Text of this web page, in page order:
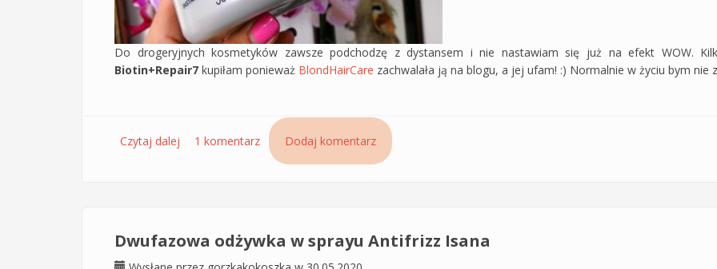
Do drogeryjnych kosmetyków zawsze podchodzę z dystansem i nie nastawiam się już na efekt WOW.
Biotin+Repair7 kupiłam ponieważ BlondHairCare zachwalała ją na blogu, a jej ufam! :) Normalnie w życiu bym nie
Czytaj dalej wpis Maska do włosów Tresemme Biotin + Repair 7
1 komentarz Dodaj komentarz
Dwufazowa odżywka w sprayu Antifrizz Isana